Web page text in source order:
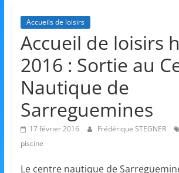
les
et
Accueils de loisirs
Accueil de loisirs
2016 : Sortie au
Nautique de
Sarreguemines
17 février 2016 Frédérique STEGNER
piscine
Le centre nautique de